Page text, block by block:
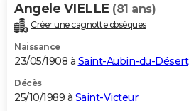
Angele VIELLE (81 ans)
Créer une cagnotte obsèques
Naissance
23/05/1908 à Saint-Aubin-du-Désert
Décès
25/10/1989 à Saint-Victeur